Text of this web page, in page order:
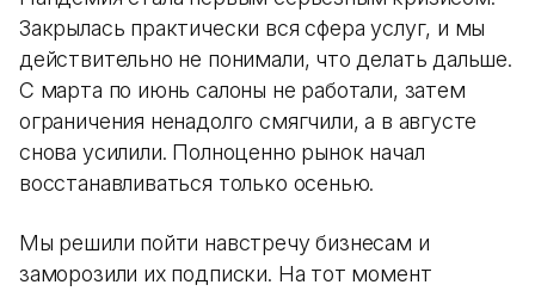
Закрылась практически вся сфера услуг, и мы
действительно не понимали, что делать дальше.
С марта по июнь салоны не работали, затем
ограничения ненадолго смягчили, а в августе
снова усилили. Полноценно рынок начал
восстанавливаться только осенью.
Мы решили пойти навстречу бизнесам и
заморозили их подписки. На тот момент